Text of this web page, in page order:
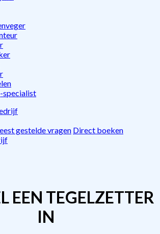
specialist
gestelde vragen Direct boeken
EEN TEGELZETTER
IN